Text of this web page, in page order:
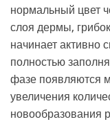
нормальный цвет
слоя дермы,
начинает активно
полностью
фазе появляются
увеличения
новообразования